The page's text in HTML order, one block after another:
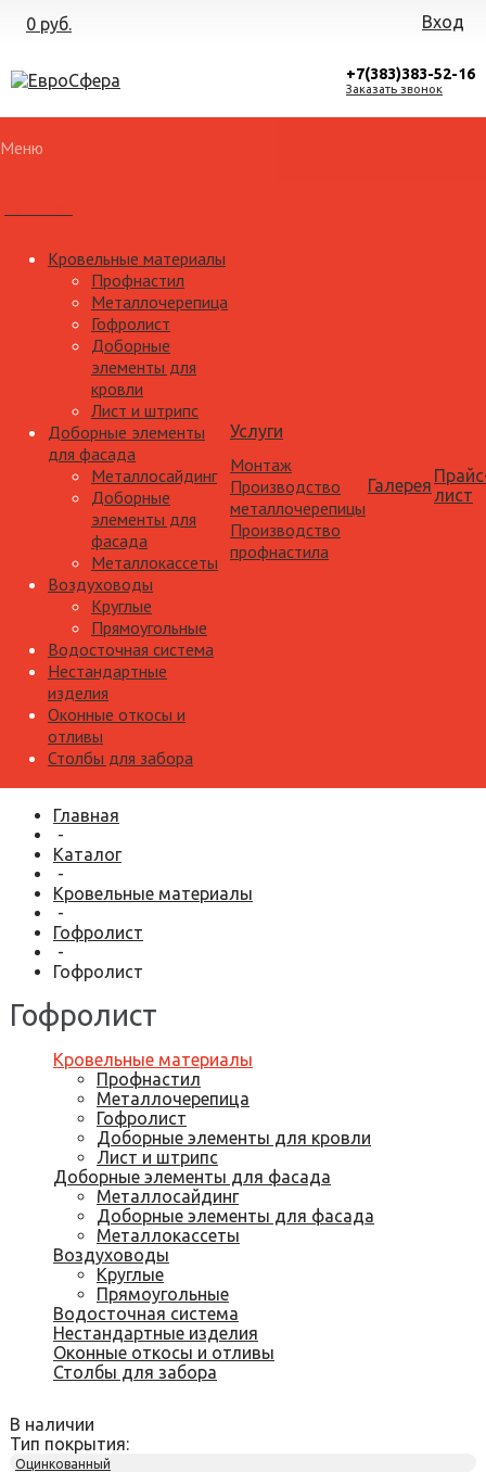
0 руб. Вход
+7(383)383-52-16
Заказать звонок
Меню
Кровельные материалы
Профнастил
Металлочерепица
Гофролист
Доборные
элементы для
кровли
Лист и штрипс
Доборные элементы
для фасада
Металлосайдинг
Доборные
элементы для
фасада
Металлокассеты
Воздуховоды
Круглые
Прямоугольные
Водосточная система
Нестандартные
изделия
Оконные откосы и
отливы
Столбы для забора
Услуги
Монтаж
Производство
металлочерепицы
Производство
профнастила
Галерея лист
Главная
-
Каталог
-
Кровельные материалы
-
Гофролист
-
Гофролист
Гофролист
Кровельные материалы
Профнастил
Металлочерепица
Гофролист
Доборные элементы для кровли
Лист и штрипс
Доборные элементы для фасада
Металлосайдинг
Доборные элементы для фасада
Металлокассеты
Воздуховоды
Круглые
Прямоугольные
Водосточная система
Нестандартные изделия
Оконные откосы и отливы
Столбы для забора
В наличии
Тип покрытия:
Оцинкованный